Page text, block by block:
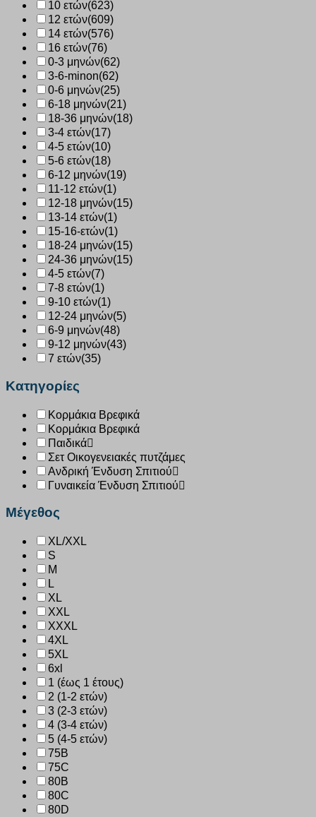
10 ετών(623)
12 ετών(609)
14 ετών(576)
16 ετών(76)
0-3 μηνών(62)
3-6-minon(62)
0-6 μηνών(25)
6-18 μηνών(21)
18-36 μηνών(18)
3-4 ετών(17)
4-5 ετών(10)
5-6 ετών(18)
6-12 μηνών(19)
11-12 ετών(1)
12-18 μηνών(15)
13-14 ετών(1)
15-16-ετών(1)
18-24 μηνών(15)
24-36 μηνών(15)
4-5 ετών(7)
7-8 ετών(1)
9-10 ετών(1)
12-24 μηνών(5)
6-9 μηνών(48)
9-12 μηνών(43)
7 ετών(35)
Κατηγορίες
Κορμάκια Βρεφικά
Κορμάκια Βρεφικά
Παιδικά
Σετ Οικογενειακές πυτζάμες
Ανδρική Ένδυση Σπιτιού
Γυναικεία Ένδυση Σπιτιού
Μέγεθος
XL/XXL
S
M
L
XL
XXL
XXXL
4XL
5XL
6xl
1 (έως 1 έτους)
2 (1-2 ετών)
3 (2-3 ετών)
4 (3-4 ετών)
5 (4-5 ετών)
75B
75C
80B
80C
80D